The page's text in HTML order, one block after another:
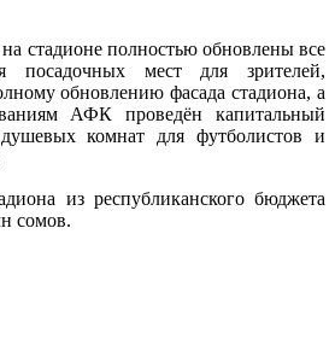
стадионе полностью обновлены все
посадочных мест для зрителей,
обновлению фасада стадиона, а
АФК проведён капитальный
комнат для футболистов и
из республиканского бюджета
сомов.